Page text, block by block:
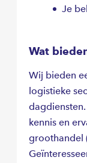
Je
Wat
Wij bieden
logistieke
kennis en
groothandel